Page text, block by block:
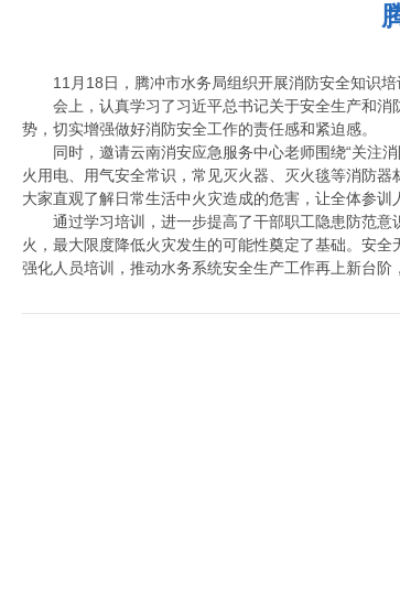
11月18日，腾冲市水务局组织开展消防安全知识
会上，认真学习了习近平总书记关于安全生产和
势，切实增强做好消防安全工作的责任感和紧迫感。
同时，邀请云南消安应急服务中心老师围绕“关注
火用电、用气安全常识，常见灭火器、灭火毯等消防
大家直观了解日常生活中火灾造成的危害，让全体参训
通过学习培训，进一步提高了干部职工隐患防范
火，最大限度降低火灾发生的可能性奠定了基础。安
强化人员培训，推动水务系统安全生产工作再上新台阶